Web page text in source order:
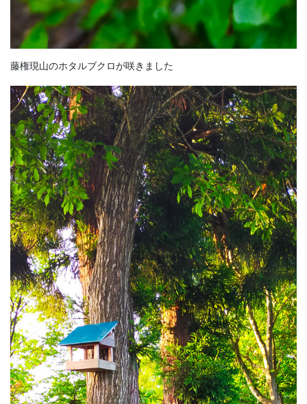
藤権現山のホタルブクロが咲きました